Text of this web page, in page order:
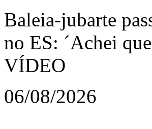
Baleia-jubarte
no ES: ´Achei
VÍDEO
06/08/2026